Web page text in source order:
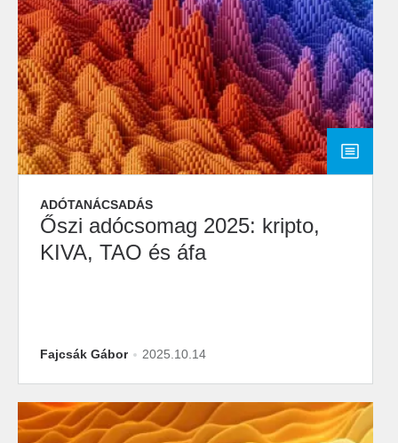
ADÓTANÁCSADÁS
Őszi adócsomag 2025: kripto,
KIVA, TAO és áfa
Fajcsák Gábor 2025.10.14